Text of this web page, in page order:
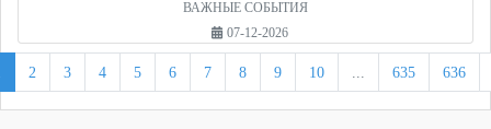
ВАЖНЫЕ СОБЫТИЯ
07-12-2026
2 3 4 5 6 7 8 9 10 ... 635 636